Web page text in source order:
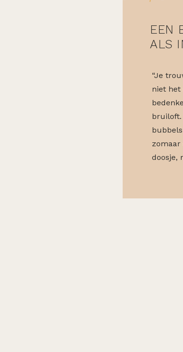
“Je
niet het
bruiloft.
zomaar
doosje,
EEN
ALS